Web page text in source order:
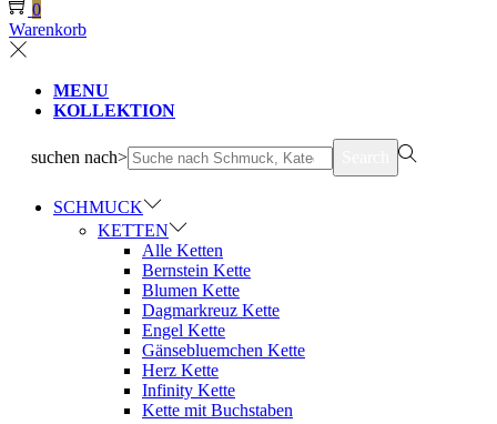
0
Warenkorb
MENU
KOLLEKTION
suchen nach>
SCHMUCK
KETTEN
Alle Ketten
Bernstein Kette
Blumen Kette
Dagmarkreuz Kette
Engel Kette
Gänsebluemchen Kette
Herz Kette
Infinity Kette
Kette mit Buchstaben